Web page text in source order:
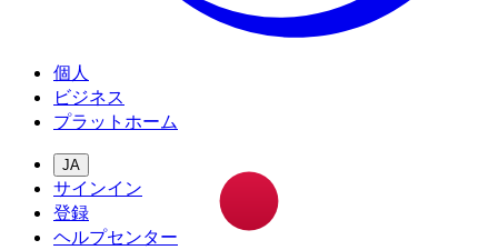
個人
ビジネス
プラットホーム
JA
サインイン
登録
ヘルプセンター